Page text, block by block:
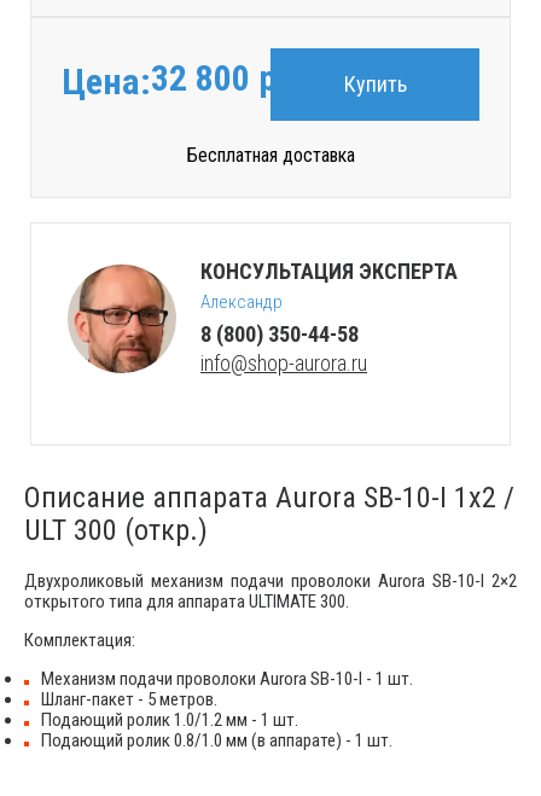
Цена:32 800 руб.
Бесплатная доставка
Купить
КОНСУЛЬТАЦИЯ ЭКСПЕРТА
Александр
8 (800) 350-44-58
info@shop-aurora.ru
Описание аппарата Aurora SB-10-I 1x2 /
ULT 300 (откр.)
Двухроликовый механизм подачи проволоки Aurora SB-10-I 2×2
открытого типа для аппарата ULTIMATE 300.
Комплектация:
Механизм подачи проволоки Aurora SB-10-I - 1 шт.
Шланг-пакет - 5 метров.
Подающий ролик 1.0/1.2 мм - 1 шт.
Подающий ролик 0.8/1.0 мм (в аппарате) - 1 шт.